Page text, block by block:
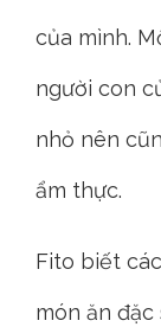
của mình.
người con
nhỏ nên
ẩm thực.
Fito biết
món ăn đặc